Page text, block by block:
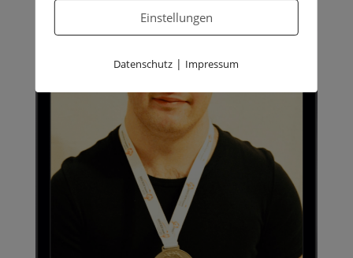
Einstellungen
Datenschutz | Impressum